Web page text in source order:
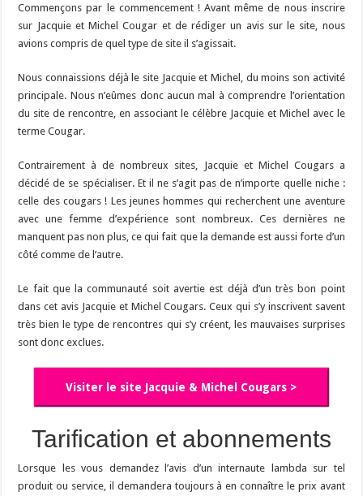
Commençons par le commencement ! Avant même de nous inscrire
sur Jacquie et Michel Cougar et de rédiger un avis sur le site, nous
avions compris de quel type de site il s’agissait.
Nous connaissions déjà le site Jacquie et Michel, du moins son activité
principale. Nous n’eûmes donc aucun mal à comprendre l’orientation
du site de rencontre, en associant le célèbre Jacquie et Michel avec le
terme Cougar.
Contrairement à de nombreux sites, Jacquie et Michel Cougars a
décidé de se spécialiser. Et il ne s’agit pas de n’importe quelle niche :
celle des cougars ! Les jeunes hommes qui recherchent une aventure
avec une femme d’expérience sont nombreux. Ces dernières ne
manquent pas non plus, ce qui fait que la demande est aussi forte d’un
côté comme de l’autre.
Le fait que la communauté soit avertie est déjà d’un très bon point
dans cet avis Jacquie et Michel Cougars. Ceux qui s’y inscrivent savent
très bien le type de rencontres qui s’y créent, les mauvaises surprises
sont donc exclues.
Visiter le site Jacquie & Michel Cougars >
Tarification et abonnements
Lorsque les vous demandez l’avis d’un internaute lambda sur tel
produit ou service, il demandera toujours à en connaître le prix avant